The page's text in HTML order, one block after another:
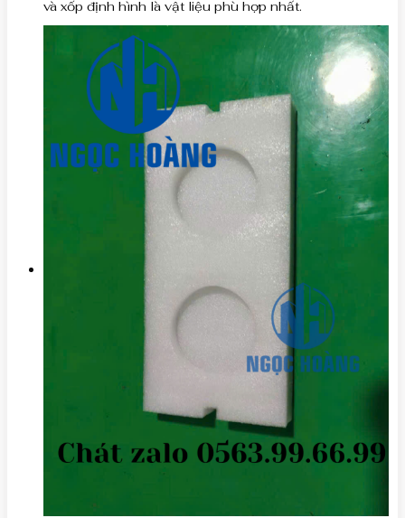
và xốp định hình là vật liệu phù hợp nhất.